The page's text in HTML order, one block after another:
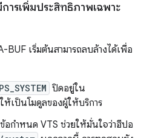
รเพิ่มประสิทธิภาพเฉพาะ
เริ่มต้นสามารถลบล้างได้เพื่อ
ปิดอยู่ใน
ห้เป็นโมดูลของผู้ให้บริการ
อกำหนด VTS ช่วยให้มั่นใจว่าฮีปอ